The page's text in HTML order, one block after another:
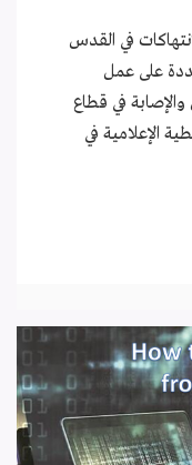
في القدس
على عمل
في قطاع
الإعلامية في